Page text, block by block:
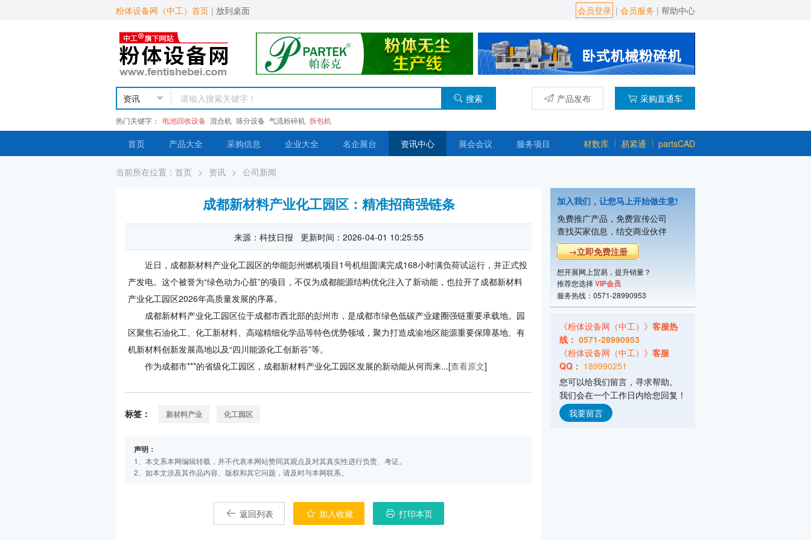
粉体设备网（中工）首页 | 放到桌面 会员登录 | 会员服务 | 帮助中心
搜索 产品发布 采购直通车
热门关键字： 电池回收设备 混合机 筛分设备 气流粉碎机 拆包机
首页 产品大全 采购信息 企业大全 名企展台 资讯中心 展会会议 服务项目 材数库 易紧通 partsCAD
当前所在位置： 首页 > 资讯 > 公司新闻
成都新材料产业化工园区：精准招商强链条
来源：科技日报 更新时间：2026-04-01 10:25:55
近日，成都新材料产业化工园区的华能彭州燃机项目1号机组圆满完成168小时满负荷试运行，并正式投
产发电。这个被誉为“绿色动力心脏”的项目，不仅为成都能源结构优化注入了新动能，也拉开了成都新材料
产业化工园区2026年高质量发展的序幕。
成都新材料产业化工园区位于成都市西北部的彭州市，是成都市绿色低碳产业建圈强链重要承载地。园
区聚焦石油化工、化工新材料、高端精细化学品等特色优势领域，聚力打造成渝地区能源重要保障基地、有
机新材料创新发展高地以及“四川能源化工创新谷”等。
作为成都市***的省级化工园区，成都新材料产业化工园区发展的新动能从何而来...[查看原文]
标签： 新材料产业 化工园区
声明：
1、本文系本网编辑转载，并不代表本网站赞同其观点及对其真实性进行负责、考证。
2、如本文涉及其作品内容、版权和其它问题，请及时与本网联系。
返回列表 加入收藏 打印本页
加入我们，让您马上开始做生意!
免费推广产品，免费宣传公司
查找买家信息，结交商业伙伴
→立即免费注册
想开展网上贸易，提升销量？
推荐您选择VIP会员
服务热线：0571-28990953
《粉体设备网（中工）》 客服热
线： 0571-28990953
《粉体设备网（中工）》 客服
QQ： 189990251
您可以给我们留言，寻求帮助。
我们会在一个工作日内给您回复！
我要留言